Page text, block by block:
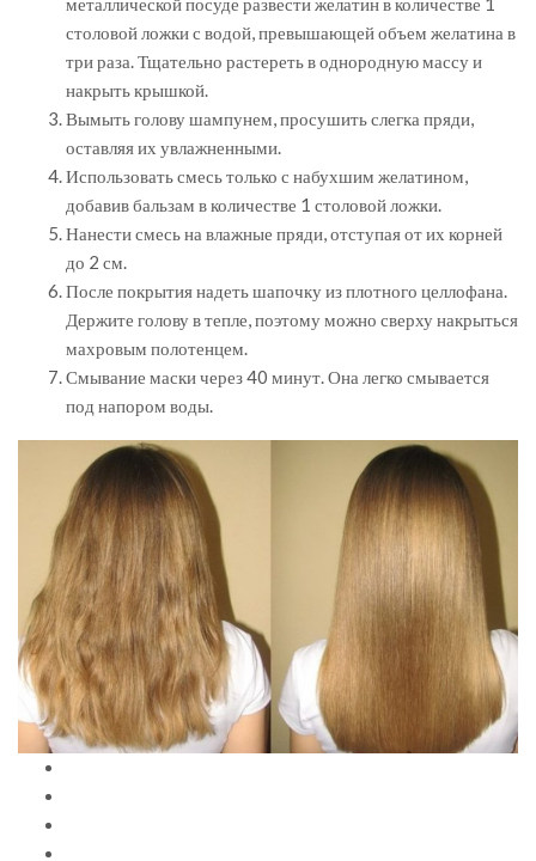
столовой ложки с водой, превышающей объем желатина в
три раза. Тщательно растереть в однородную массу и
накрыть крышкой.
Вымыть голову шампунем, просушить слегка пряди,
оставляя их увлажненными.
Использовать смесь только с набухшим желатином,
добавив бальзам в количестве 1 столовой ложки.
Нанести смесь на влажные пряди, отступая от их корней
до 2 см.
После покрытия надеть шапочку из плотного целлофана.
Держите голову в тепле, поэтому можно сверху накрыться
махровым полотенцем.
Смывание маски через 40 минут. Она легко смывается
под напором воды.